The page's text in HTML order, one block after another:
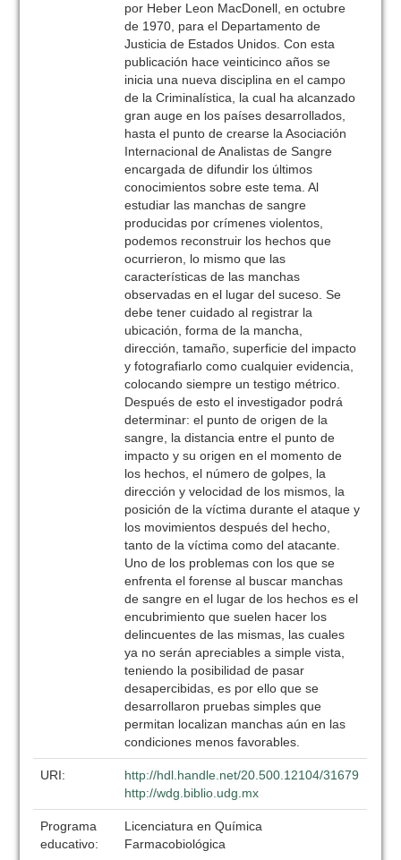
por Heber Leon MacDonell, en octubre
de 1970, para el Departamento de
Justicia de Estados Unidos. Con esta
publicación hace veinticinco años se
inicia una nueva disciplina en el campo
de la Criminalística, la cual ha alcanzado
gran auge en los países desarrollados,
hasta el punto de crearse la Asociación
Internacional de Analistas de Sangre
encargada de difundir los últimos
conocimientos sobre este tema. Al
estudiar las manchas de sangre
producidas por crímenes violentos,
podemos reconstruir los hechos que
ocurrieron, lo mismo que las
características de las manchas
observadas en el lugar del suceso. Se
debe tener cuidado al registrar la
ubicación, forma de la mancha,
dirección, tamaño, superficie del impacto
y fotografiarlo como cualquier evidencia,
colocando siempre un testigo métrico.
Después de esto el investigador podrá
determinar: el punto de origen de la
sangre, la distancia entre el punto de
impacto y su origen en el momento de
los hechos, el número de golpes, la
dirección y velocidad de los mismos, la
posición de la víctima durante el ataque y
los movimientos después del hecho,
tanto de la víctima como del atacante.
Uno de los problemas con los que se
enfrenta el forense al buscar manchas
de sangre en el lugar de los hechos es el
encubrimiento que suelen hacer los
delincuentes de las mismas, las cuales
ya no serán apreciables a simple vista,
teniendo la posibilidad de pasar
desapercibidas, es por ello que se
desarrollaron pruebas simples que
permitan localizan manchas aún en las
condiciones menos favorables.
URI:
http://hdl.handle.net/20.500.12104/31679
http://wdg.biblio.udg.mx
Programa
educativo:
Licenciatura en Química
Farmacobiológica